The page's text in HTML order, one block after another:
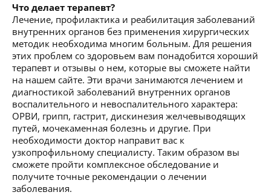
Что делает терапевт?
Лечение, профилактика и реабилитация заболеваний
внутренних органов без применения хирургических
методик необходима многим больным. Для решения
этих проблем со здоровьем вам понадобится хороший
терапевт и отзывы о нем, которые вы сможете найти
на нашем сайте. Эти врачи занимаются лечением и
диагностикой заболеваний внутренних органов
воспалительного и невоспалительного характера:
ОРВИ, грипп, гастрит, дискинезия желчевыводящих
путей, мочекаменная болезнь и другие. При
необходимости доктор направит вас к
узкопрофильному специалисту. Таким образом вы
сможете пройти комплексное обследование и
получите точные рекомендации о лечении
заболевания.